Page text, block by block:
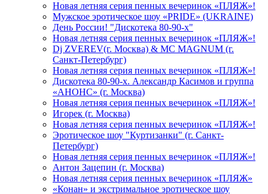
Новая летняя серия пенных вечеринок «ПЛЯЖ»!
Мужское эротическое шоу «PRIDE» (UKRAINE)
День России! "Дискотека 80-90-х"
Новая летняя серия пенных вечеринок «ПЛЯЖ»!
Dj ZVEREV(г. Москва) & MC MAGNUM (г.
Санкт-Петербург)
Новая летняя серия пенных вечеринок «ПЛЯЖ»!
Дискотека 80-90-х. Александр Касимов и группа
«АНОНС» (г. Москва)
Новая летняя серия пенных вечеринок «ПЛЯЖ»!
Игорек (г. Москва)
Новая летняя серия пенных вечеринок «ПЛЯЖ»!
Эротическое шоу "Куртизанки" (г. Санкт-
Петербург)
Новая летняя серия пенных вечеринок «ПЛЯЖ»!
Антон Зацепин (г. Москва)
Новая летняя серия пенных вечеринок «ПЛЯЖ»
«Конан» и экстримальное эротическое шоу